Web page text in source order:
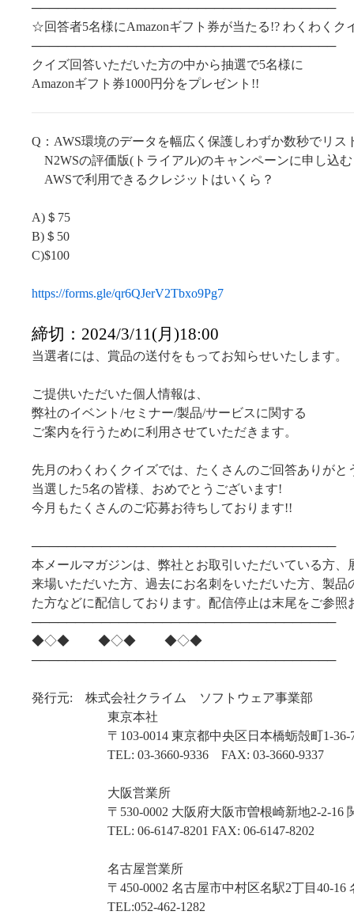
───────────────────────────────────
☆回答者5名様にAmazonギフト券が当たる!? わくわくク
───────────────────────────────────
クイズ回答いただいた方の中から抽選で5名様に
Amazonギフト券1000円分をプレゼント!!
Q：AWS環境のデータを幅広く保護しわずか数秒でリス
N2WSの評価版(トライアル)のキャンペーンに申し込
AWSで利用できるクレジットはいくら？
A)＄75
B)＄50
C)$100
https://forms.gle/qr6QJerV2Tbxo9Pg7
締切：2024/3/11(月)18:00
当選者には、賞品の送付をもってお知らせいたします。
ご提供いただいた個人情報は、
弊社のイベント/セミナー/製品/サービスに関する
ご案内を行うために利用させていただきます。
先月のわくわくクイズでは、たくさんのご回答ありがと
当選した5名の皆様、おめでとうございます!
今月もたくさんのご応募お待ちしております!!
───────────────────────────────────
本メールマガジンは、弊社とお取引いただいている方、
来場いただいた方、過去にお名刺をいただいた方、製品
た方などに配信しております。配信停止は末尾をご参照
───────────────────────────────────
◆◇◆ ◆◇◆ ◆◇◆
───────────────────────────────────
発行元: 株式会社クライム ソフトウェア事業部
東京本社
〒103-0014 東京都中央区日本橋蛎殻町1-36-7
TEL: 03-3660-9336 FAX: 03-3660-9337
大阪営業所
〒530-0002 大阪府大阪市曽根崎新地2-2-16 関
TEL: 06-6147-8201 FAX: 06-6147-8202
名古屋営業所
〒450-0002 名古屋市中村区名駅2丁目40-16 名
TEL:052-462-1282